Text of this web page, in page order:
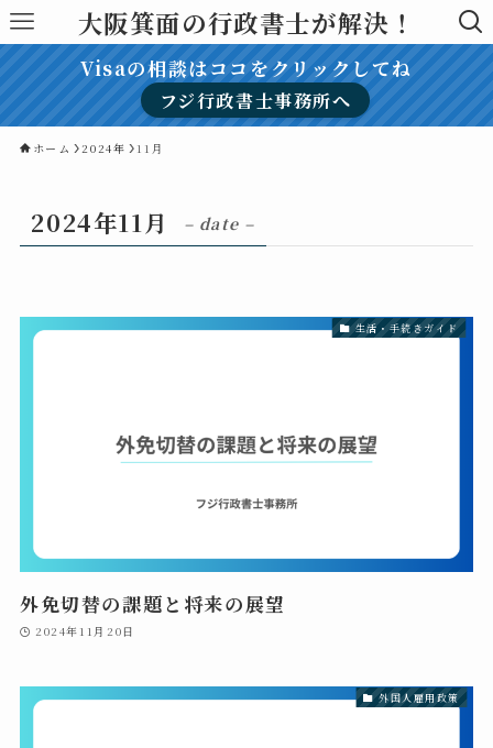
大阪箕面の行政書士が解決！
Visaの相談はココをクリックしてね
フジ行政書士事務所へ
ホーム 2024年 11月
2024年11月 – date –
生活・手続きガイド
外免切替の課題と将来の展望
2024年11月20日
外国人雇用政策